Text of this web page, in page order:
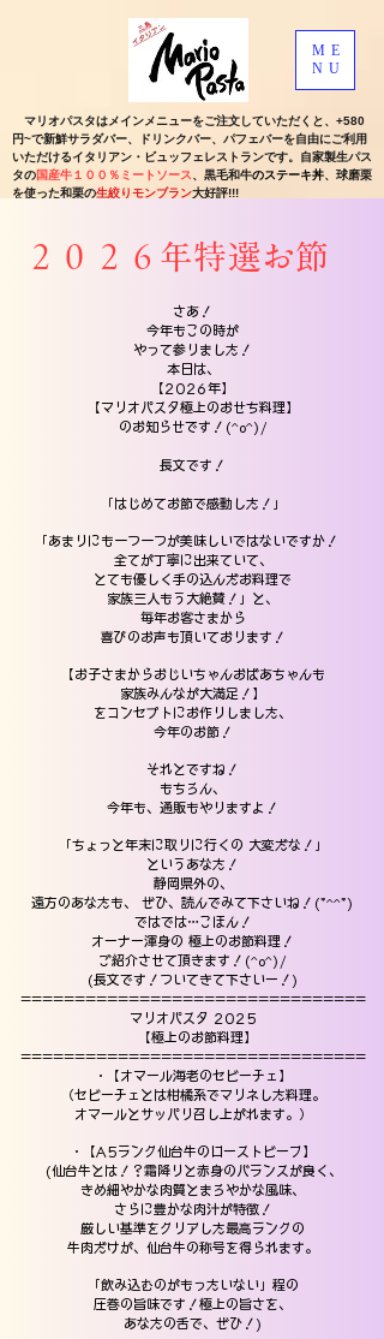
ME
NU
マリオパスタはメインメニューをご注文していただくと、+580
円~で新鮮サラダバー、ドリンクバー、パフェバーを自由にご利用
いただけるイタリアン・ビュッフェレストランです。自家製生パス
タの国産牛１００％ミートソース、黒毛和牛のステーキ丼、球磨栗
を使った和栗の生絞りモンブラン大好評!!!
​２０２６年特選お節
さあ！
今年もこの時が
やって参りました！
本日は、
【2026年】
【マリオパスタ極上のおせち料理】
のお知らせです！(^o^)/
長文です！
「はじめてお節で感動した！」
「あまりにも一つ一つが美味しいではないですか！
全てが丁寧に出来ていて、
とても優しく手の込んだお料理で
家族三人もう大絶賛！」と、
毎年お客さまから
喜びのお声も頂いております！
【お子さまからおじいちゃんおばあちゃんも
家族みんなが大満足！】
をコンセプトにお作りしました、
今年のお節！
それとですね！
もちろん、
今年も、通販もやりますよ！
「ちょっと年末に取りに行くの 大変だな！」
というあなた！
静岡県外の、
遠方のあなたも、 ぜひ、読んでみて下さいね！(*^^*)
ではでは…こほん！
オーナー渾身の 極上のお節料理！
ご紹介させて頂きます！(^o^)/
(長文です！ついてきて下さいー！)
================================
マリオパスタ 2025
【極上のお節料理】
================================
・【オマール海老のセビーチェ】
（セビーチェとは柑橘系でマリネした料理。
オマールとサッパり召し上がれます。）
・【A5ランク仙台牛のローストビーフ】
(仙台牛とは！？霜降りと赤身のバランスが良く、
きめ細やかな肉質とまろやかな風味、
さらに豊かな肉汁が特徴！
厳しい基準をクリアした最高ランクの
牛肉だけが、仙台牛の称号を得られます。
「飲み込むのがもったいない」程の
圧巻の旨味です！極上の旨さを、
あなたの舌で、ぜひ！)